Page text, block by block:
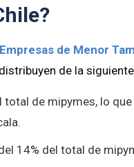
de Menor
de la
total de mipymes, lo
14% del total de